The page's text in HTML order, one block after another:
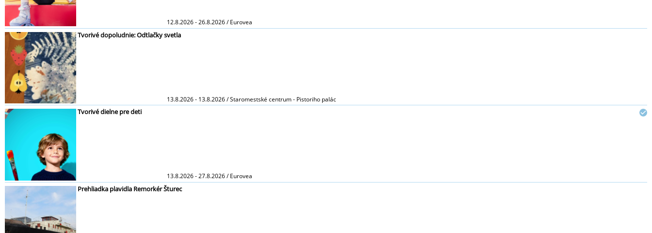
12.8.2026 - 26.8.2026 / Eurovea
Tvorivé dopoludnie: Odtlačky svetla
13.8.2026 - 13.8.2026 / Staromestské centrum - Pistoriho palác
Tvorivé dielne pre deti
13.8.2026 - 27.8.2026 / Eurovea
Prehliadka plavidla Remorkér Šturec